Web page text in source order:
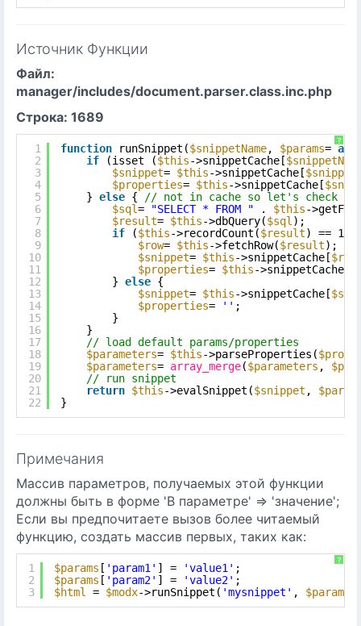
Источник Функции
Файл:
manager/includes/document.parser.class.inc.php
Строка: 1689
?
1
2
3
4
5
6
7
8
9
10
11
12
13
14
15
16
17
18
19
20
21
22
function runSnippet($snippetName, $params=
if
(isset ($this->snippetCache[
$snippet= $this->snippetCache[
$properties= $this->snippetCache[
} else {
// not in cache so let's check
$sql= "SELECT * FROM " . $this-
$result= $this->dbQuery($sql );
if
($this->recordCount($result) == 1)
$row= $this->fetchRow($result);
$snippet= $this->snippetCache[$row
$properties= $this->snippetCache[
} else {
$snippet= $this->snippetCache[
$properties= '' ;
}
}
// load default params/properties
$parameters= $this->parseProperties(
$parameters= array_merge($parameters ,
// run snippet
return $this->evalSnippet($snippet ,
}
Примечания
Массив параметров, получаемых этой функции
должны быть в форме 'В параметре' => 'значение';
Если вы предпочитаете вызов более читаемый
функцию, создать массив первых, таких как:
?
1
2
3
$params [ 'param1' ] = 'value1' ;
$params [ 'param2' ] = 'value2' ;
$html
= $modx->runSnippet( 'mysnippet' , $params